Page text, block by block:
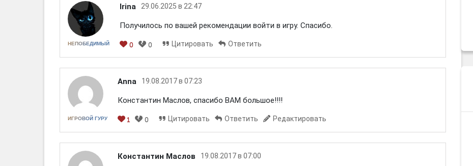
НЕПОБЕДИМЫЙ
Irina 29.06.2025 в 22:47
Получилось по вашей рекомендации войти в игру. Спасибо.
0 0 Цитировать Ответить
ИГРОВОЙ ГУРУ
Anna 19.08.2017 в 07:23
Константин Маслов, спасибо ВАМ большое!!!!
1 0 Цитировать Ответить Редактировать
Константин Маслов 19.08.2017 в 07:00